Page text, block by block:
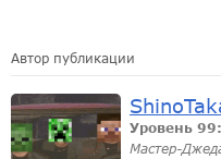
Автор публикации
Уровень
Мастер-